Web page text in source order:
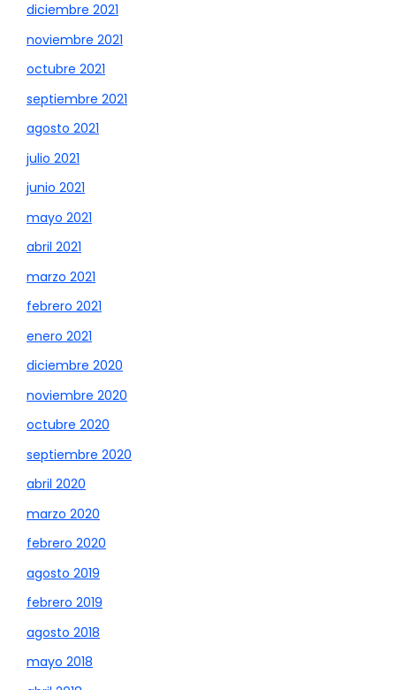
diciembre 2021
noviembre 2021
octubre 2021
septiembre 2021
agosto 2021
julio 2021
junio 2021
mayo 2021
abril 2021
marzo 2021
febrero 2021
enero 2021
diciembre 2020
noviembre 2020
octubre 2020
septiembre 2020
abril 2020
marzo 2020
febrero 2020
agosto 2019
febrero 2019
agosto 2018
mayo 2018